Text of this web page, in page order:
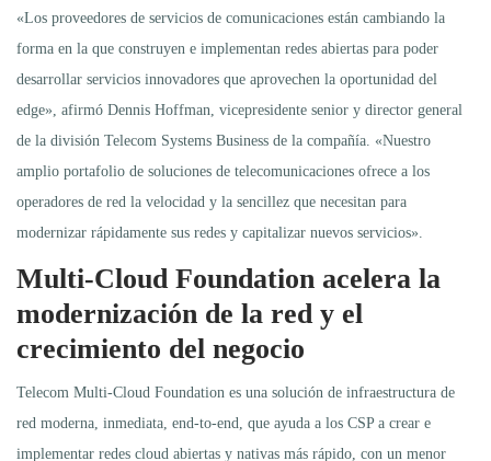
«Los proveedores de servicios de comunicaciones están cambiando la
forma en la que construyen e implementan redes abiertas para poder
desarrollar servicios innovadores que aprovechen la oportunidad del
edge», afirmó Dennis Hoffman, vicepresidente senior y director general
de la división Telecom Systems Business de la compañía. «Nuestro
amplio portafolio de soluciones de telecomunicaciones ofrece a los
operadores de red la velocidad y la sencillez que necesitan para
modernizar rápidamente sus redes y capitalizar nuevos servicios».
Multi-Cloud Foundation acelera la
modernización de la red y el
crecimiento del negocio
Telecom Multi-Cloud Foundation es una solución de infraestructura de
red moderna, inmediata, end-to-end, que ayuda a los CSP a crear e
implementar redes cloud abiertas y nativas más rápido, con un menor